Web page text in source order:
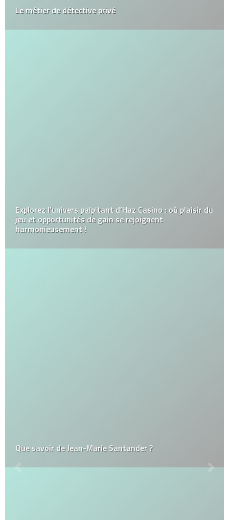
Le métier de détective privé
Explorez l’univers palpitant d’Haz Casino : où plaisir du
jeu et opportunités de gain se rejoignent
harmonieusement !
Que savoir de Jean-Marie Santander ?